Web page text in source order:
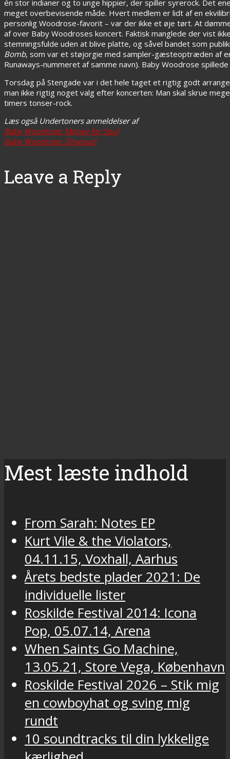
én stor indianer og to unge hippier, der spiller syrerock. Det
meget overbevisende måde. Hvert medlem er lidt af en
personlig Woodrose-favorit – var der ikke et øje tørt. At
af over Baby Woodroses koncert. Faktisk manglede der vist
stemningsfulde uden at blive platte, og såvel bandet som
Bomb, som var et støjorgie med sampler-gæsteoptræden af
Runaways-nummeret af samme navn). Baby Woodrose
Torsdag på Stengade var i det hele taget et rigtig godt
man ikke rigtig noget valg efter koncerten: Man skal skrue
timers tonser-rock.
Læs også Undertoners anmeldelser af
Baby Woodrose: Money for Soul
Baby Woodrose: Dropout!
Leave a Reply
Mest læste indhold
From Sarah: Notes EP
Kurt Vile & the Violators,
04.11.15, Voxhall, Aarhus
Årets bedste plader 2021: De
individuelle lister
Roskilde Festival 2014: Icona
Pop, 05.07.14, Arena
When Saints Go Machine,
13.05.21, Store Vega, København
Roskilde Festival 2026 – Stik mig
en cowboyhat og sving mig
rundt
10 soundtracks til din lykkelige